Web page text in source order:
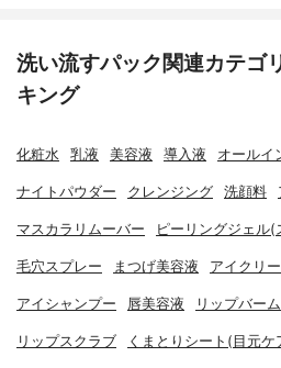
洗い流すパック関連カテゴ
キング
化粧水 乳液 美容液 導入液 オールイ
ナイトパウダー クレンジング 洗顔料
マスカラリムーバー ピーリングジェル
毛穴スプレー まつげ美容液 アイクリ
アイシャンプー 唇美容液 リップバーム
リップスクラブ くまとりシート(目元